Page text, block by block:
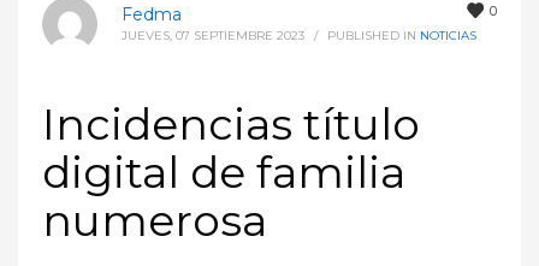
0
Fedma
JUEVES, 07 SEPTIEMBRE 2023 / PUBLISHED IN NOTICIAS
Incidencias título
digital de familia
numerosa